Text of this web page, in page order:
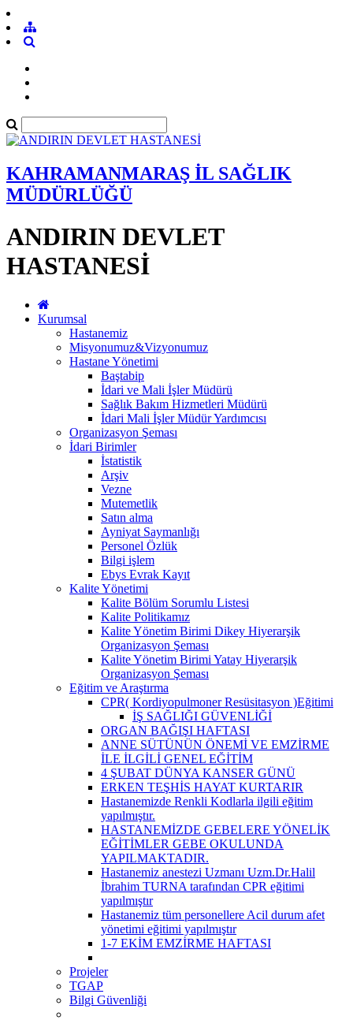
KAHRAMANMARAŞ İL SAĞLIK
MÜDÜRLÜĞÜ
ANDIRIN DEVLET
HASTANESİ
Kurumsal
Hastanemiz
Misyonumuz&Vizyonumuz
Hastane Yönetimi
Baştabip
İdari ve Mali İşler Müdürü
Sağlık Bakım Hizmetleri Müdürü
İdari Mali İşler Müdür Yardımcısı
Organizasyon Şeması
İdari Birimler
İstatistik
Arşiv
Vezne
Mutemetlik
Satın alma
Ayniyat Saymanlığı
Personel Özlük
Bilgi işlem
Ebys Evrak Kayıt
Kalite Yönetimi
Kalite Bölüm Sorumlu Listesi
Kalite Politikamız
Kalite Yönetim Birimi Dikey Hiyerarşik
Organizasyon Şeması
Kalite Yönetim Birimi Yatay Hiyerarşik
Organizasyon Şeması
Eğitim ve Araştırma
CPR( Kordiyopulmoner Resüsitasyon )Eğitimi
İŞ SAĞLIĞI GÜVENLİĞİ
ORGAN BAĞIŞI HAFTASI
ANNE SÜTÜNÜN ÖNEMİ VE EMZİRME
İLE İLGİLİ GENEL EĞİTİM
4 ŞUBAT DÜNYA KANSER GÜNÜ
ERKEN TEŞHİS HAYAT KURTARIR
Hastanemizde Renkli Kodlarla ilgili eğitim
yapılmıştır.
HASTANEMİZDE GEBELERE YÖNELİK
EĞİTİMLER GEBE OKULUNDA
YAPILMAKTADIR.
Hastanemiz anestezi Uzmanı Uzm.Dr.Halil
İbrahim TURNA tarafından CPR eğitimi
yapılmıştır
Hastanemiz tüm personellere Acil durum afet
yönetimi eğitimi yapılmıştır
1-7 EKİM EMZİRME HAFTASI
Projeler
TGAP
Bilgi Güvenliği